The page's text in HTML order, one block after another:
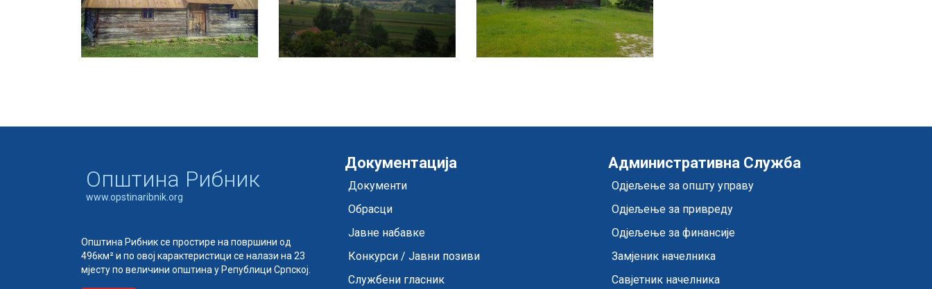
Oпштина Рибник
www.opstinaribnik.org
Општина Рибник се простире на површини од
496км² и по овој карактеристици се налази на 23
мјесту по величини општина у Републици Српској.
Документација
Документи
Обрасци
Јавне набавке
Конкурси / Јавни позиви
Службени гласник
Административна Служба
Одјељење за општу управу
Одјељење за привреду
Одјељење за финансије
Замјеник начелника
Савјетник начелника